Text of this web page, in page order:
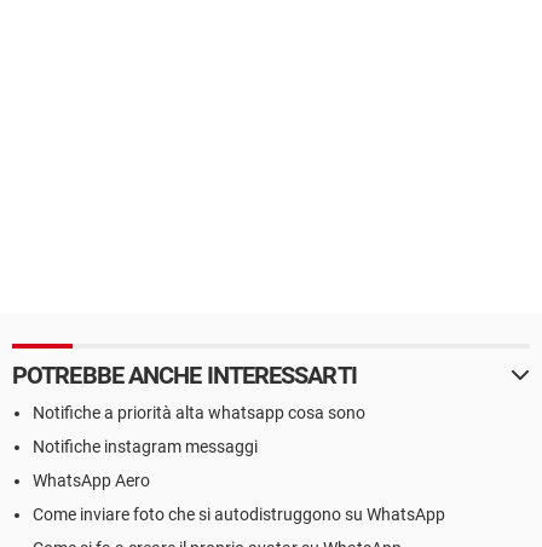
POTREBBE ANCHE INTERESSARTI
Notifiche a priorità alta whatsapp cosa sono
Notifiche instagram messaggi
WhatsApp Aero
Come inviare foto che si autodistruggono su WhatsApp